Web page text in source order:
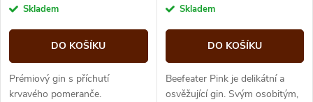
cena:Skladem
DO KOŠÍKU
Prémiový gin s příchutí
krvavého pomeranče.
cena:Skladem
DO KOŠÍKU
Beefeater Pink je delikátní a
osvěžující gin. Svým osobitým,